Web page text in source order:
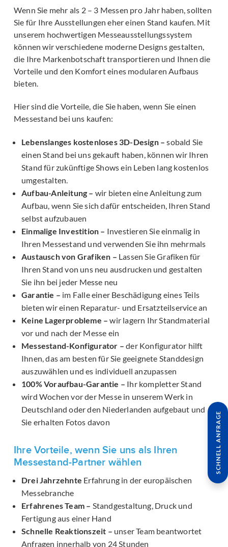
Wenn Sie mehr als 2 – 3 Messen pro Jahr haben, sollten
Sie für Ihre Ausstellungen eher einen Stand kaufen. Mit
unserem hochwertigen Messeausstellungssystem
können wir verschiedene moderne Designs gestalten,
die Ihre Markenbotschaft transportieren und Ihnen die
Vorteile und den Komfort eines modularen Aufbaus
bieten.
Hier sind die Vorteile, die Sie haben, wenn Sie einen
Messestand bei uns kaufen:
Lebenslanges kostenloses 3D-Design – sobald Sie
einen Stand bei uns gekauft haben, können wir Ihren
Stand für zukünftige Shows ein Leben lang kostenlos
umgestalten.
Aufbau-Anleitung – wir bieten eine Anleitung zum
Aufbau, wenn Sie sich dafür entscheiden, Ihren Stand
selbst aufzubauen
Einmalige Investition – Investieren Sie einmalig in
Ihren Messestand und verwenden Sie ihn mehrmals
Austausch von Grafiken – Lassen Sie Grafiken für
Ihren Stand von uns neu ausdrucken und gestalten
Sie ihn bei jeder Messe neu
Garantie – im Falle einer Beschädigung eines Teils
bieten wir einen Reparatur- und Ersatzteilservice an
Keine Lagerprobleme – wir lagern Ihr Standmaterial
vor und nach der Messe ein
Messestand-Konfigurator – der Konfigurator hilft
Ihnen, das am besten für Sie geeignete Standdesign
auszuwählen und es individuell anzupassen
100% Voraufbau-Garantie – Ihr kompletter Stand
wird Wochen vor der Messe in unserem Werk in
Deutschland oder den Niederlanden aufgebaut und
Sie erhalten Fotos davon
Ihre Vorteile, wenn Sie uns als Ihren
Messestand-Partner wählen
Drei Jahrzehnte Erfahrung in der europäischen
Messebranche
Erfahrenes Team – Standgestaltung, Druck und
Fertigung aus einer Hand
Schnelle Reaktionszeit – unser Team beantwortet
Anfragen innerhalb von 24 Stunden
SCHNELL ANFRAGE